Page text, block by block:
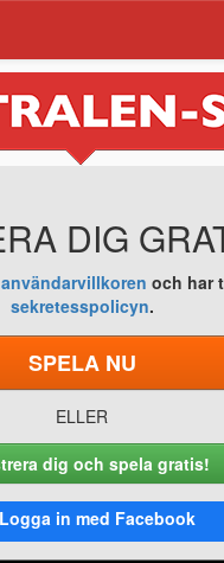
DIG
användarvillkoren och har
sekretesspolicyn.
SPELA NU
ELLER
dig och spela gratis!
Logga in med Facebook